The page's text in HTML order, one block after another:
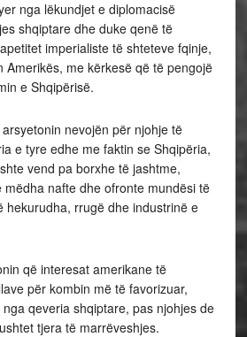
nga lëkundjet e diplomacisë
shqiptare dhe duke qenë të
imperialiste të shteteve fqinje,
Amerikës, me kërkesë që të pengojë
e Shqipërisë.
nevojën për njohje të
e tyre edhe me faktin se Shqipëria,
vend pa borxhe të jashtme,
nafte dhe ofronte mundësi të
hekurudha, rrugë dhe industrinë e
që interesat amerikane të
për kombin më të favorizuar,
qeveria shqiptare, pas njohjes de
tjera të marrëveshjes.